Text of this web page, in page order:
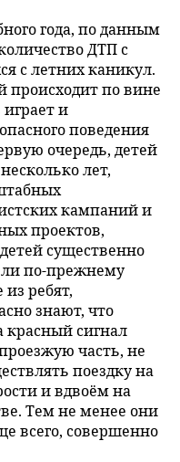
года, по данным
ДТП с
с летних каникул.
происходит по вине
и
поведения
очередь, детей
лет,
кампаний и
проектов,
существенно
по-прежнему
ребят,
знают, что
красный сигнал
часть, не
поездку на
и вдвоём на
Тем не менее они
всего, совершенно